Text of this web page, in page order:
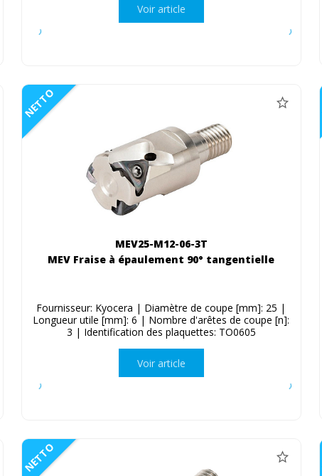
Voir article
NETTO
MEV25-M12-06-3T
MEV Fraise à épaulement 90° tangentielle
Fournisseur: Kyocera | Diamètre de coupe [mm]: 25 |
Longueur utile [mm]: 6 | Nombre d'arêtes de coupe [n]:
3 | Identification des plaquettes: TO0605
Voir article
NETTO